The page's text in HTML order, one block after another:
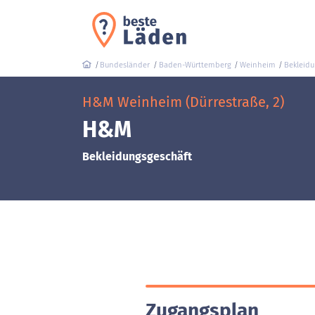
Bundesländer Baden-Württemberg Weinheim
H&M Weinheim (Dürrestraße, 2)
H&M
Bekleidungsgeschäft